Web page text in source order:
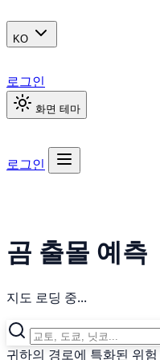
KO
로그인
화면 테마
로그인
곰 출몰 예측
지도 로딩 중...
귀하의 경로에 특화된 위